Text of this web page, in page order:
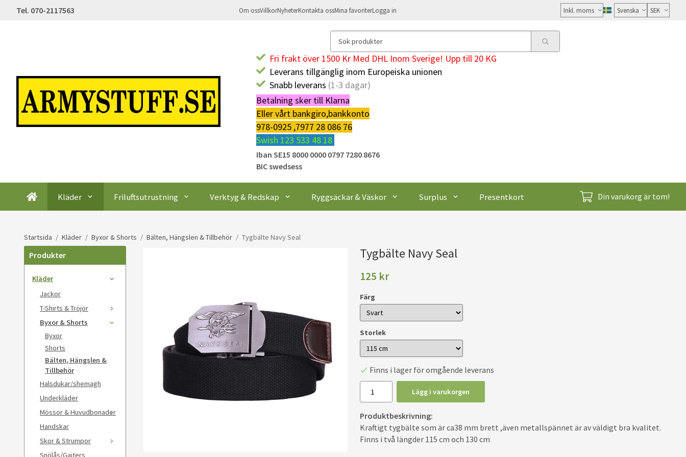
Tel. 070-2117563 Om ossVillkorNyheterKontakta ossMina favoriterLogga in
Välj
moms
Fri frakt över 1500 Kr Med DHL Inom Sverige! Upp till 20 KG
Leverans tillgänglig inom Europeiska unionen
Snabb leverans (1-3 dagar)
Betalning sker till Klarna
Eller vårt bankgiro,bankkonto
978-0925 ,7977 28 086 76
Swish 123 533 48 18
Iban SE15 8000 0000 0797 7280 8676
BIC swedsess
Kläder Friluftsutrustning Verktyg & Redskap Ryggsäckar & Väskor Surplus Presentkort Din varukorg är tom!
Startsida / Kläder / Byxor & Shorts / Bälten, Hängslen & Tillbehör / Tygbälte Navy Seal
Produkter
Kläder
Jackor
T-Shirts & Tröjor
Byxor & Shorts
Byxor
Shorts
Bälten, Hängslen &
Tillbehör
Halsdukar/shemagh
Underkläder
Mössor & Huvudbonader
Handskar
Skor & Strumpor
Snölås/Gaiters
Tygbälte Navy Seal
125 kr
Färg
Storlek
Finns i lager för omgående leverans
Lägg i varukorgen
Produktbeskrivning:
Kraftigt tygbälte som är ca38 mm brett ,även metallspännet är av väldigt bra kvalitet.
Finns i två längder 115 cm och 130 cm